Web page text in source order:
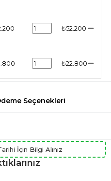
₺52.200
₺22.800
Seçenekleri
İçin Bilgi Alınız